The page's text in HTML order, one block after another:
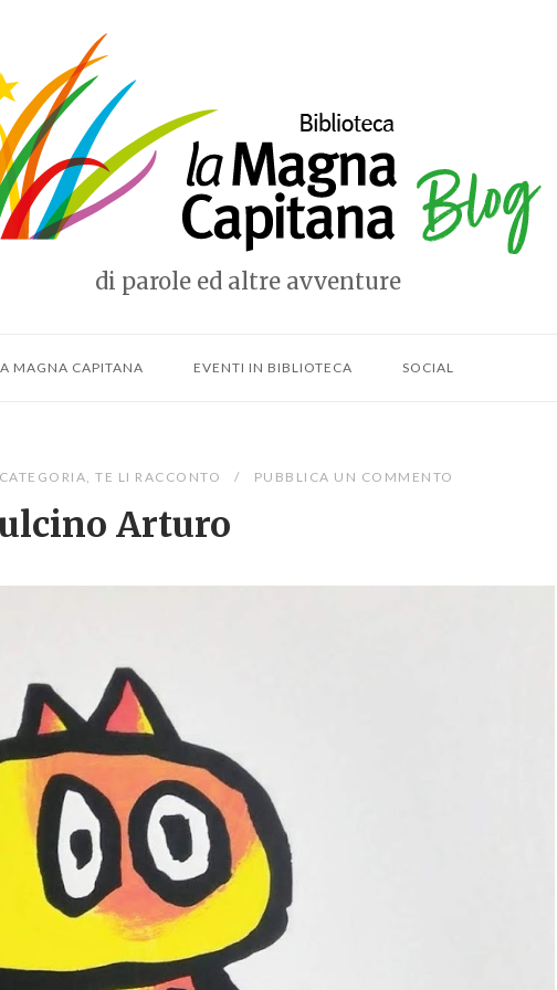
di parole ed altre avventure
MAGNA CAPITANA EVENTI IN BIBLIOTECA SOCIAL
,TE LI RACCONTO PUBBLICA UN COMMENTO
Arturo